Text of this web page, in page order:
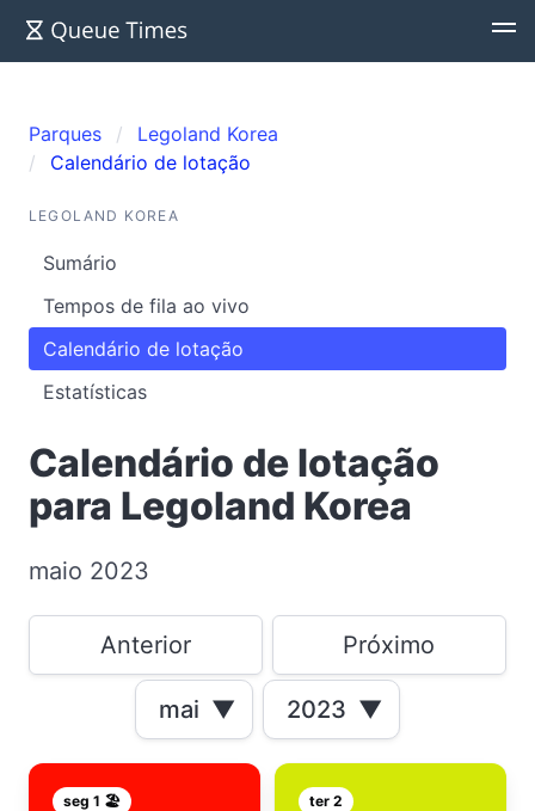
Parques
Legoland Korea
Calendário de lotação
LEGOLAND KOREA
Sumário
Tempos de fila ao vivo
Calendário de lotação
Estatísticas
Calendário de lotação
para Legoland Korea
maio 2023
Anterior Próximo
mai ▼ 2023 ▼
seg 1 🏖️ ter 2